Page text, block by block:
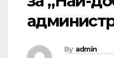
By admin